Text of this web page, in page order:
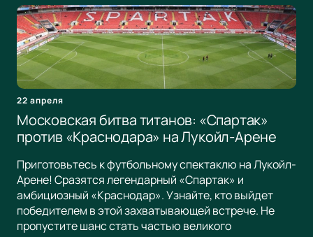
22 апреля
Московская битва титанов: «Спартак»
против «Краснодара» на Лукойл-Арене
Приготовьтесь к футбольному спектаклю на Лукойл-
Арене! Сразятся легендарный «Спартак» и
амбициозный «Краснодар». Узнайте, кто выйдет
победителем в этой захватывающей встрече. Не
пропустите шанс стать частью великого